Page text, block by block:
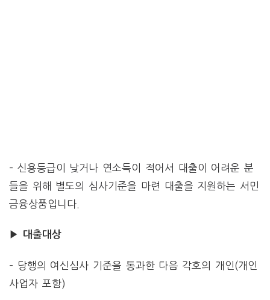
– 신용등급이 낮거나 연소득이 적어서 대출이 어려운 분
들을 위해 별도의 심사기준을 마련 대출을 지원하는 서민
금융상품입니다.
▶ 대출대상
– 당행의 여신심사 기준을 통과한 다음 각호의 개인(개인
사업자 포함)